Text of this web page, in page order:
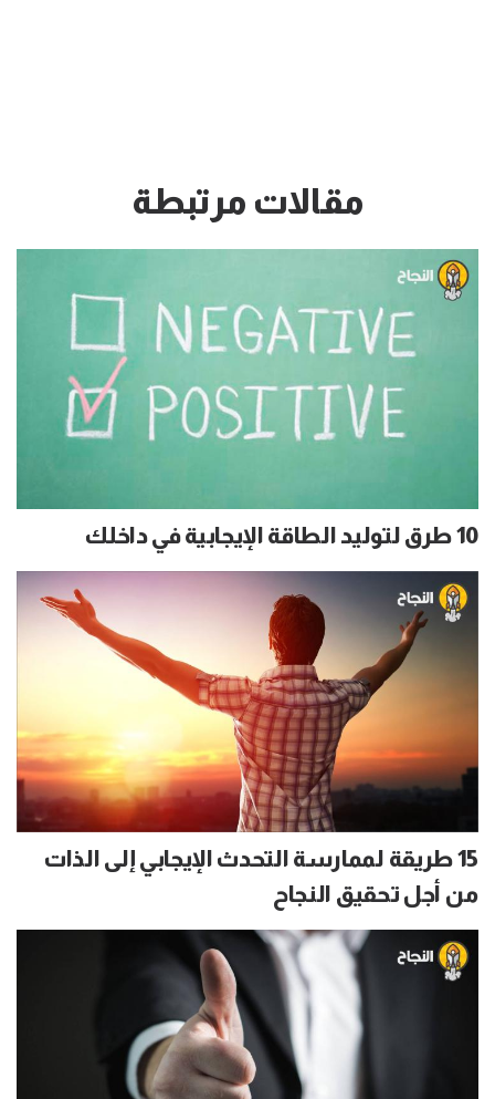
مقالات مرتبطة
10 طرق لتوليد الطاقة الإيجابية في داخلك
15 طريقة لممارسة التحدث الإيجابي إلى الذات
من أجل تحقيق النجاح